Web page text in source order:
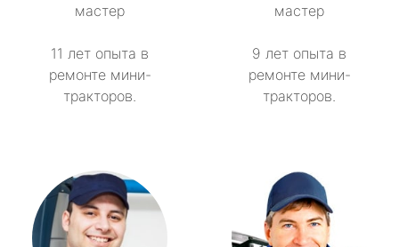
мастер
11 лет опыта в
ремонте мини-
тракторов.
мастер
9 лет опыта в
ремонте мини-
тракторов.